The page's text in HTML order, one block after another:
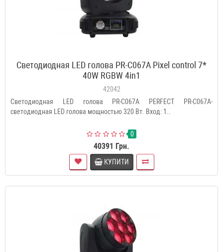
Светодиодная LED голова PR-C067A Pixel control 7*
40W RGBW 4in1
42042
Светодиодная LED голова PR-C067A PERFECT PR-C067A-
светодиодная LED голова мощностью 320 Вт. Вход: 1..
0
40391 Грн.
КУПИТИ